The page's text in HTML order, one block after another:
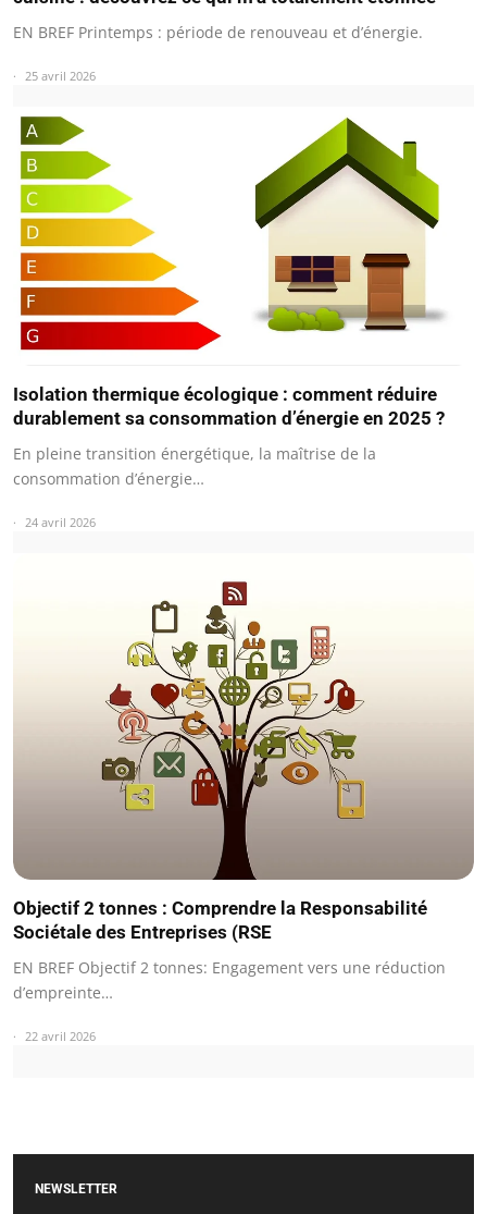
EN BREF Printemps : période de renouveau et d’énergie.
25 avril 2026
Isolation thermique écologique : comment réduire
durablement sa consommation d’énergie en 2025 ?
En pleine transition énergétique, la maîtrise de la
consommation d’énergie…
24 avril 2026
Objectif 2 tonnes : Comprendre la Responsabilité
Sociétale des Entreprises (RSE
EN BREF Objectif 2 tonnes: Engagement vers une réduction
d’empreinte…
22 avril 2026
NEWSLETTER